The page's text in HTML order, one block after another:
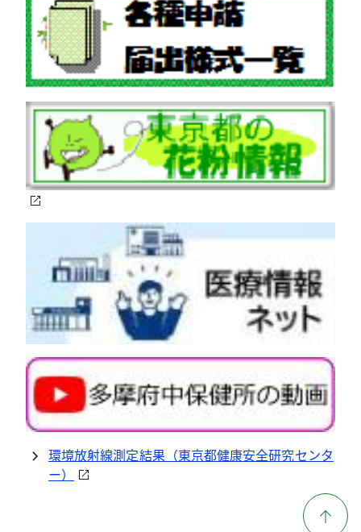
環境放射線測定結果（東京都健康安全研究センタ
ー）